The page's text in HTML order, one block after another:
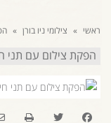
ראשי » צילומי ניו בורן »
הפקת צילום עם תני חי,